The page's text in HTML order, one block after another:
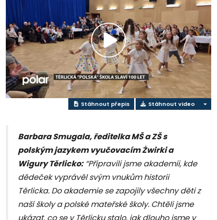
Přehrát
video
Stáhnout přepis Stáhnout video
Barbara Smugala, ředitelka MŠ a ZŠ s
polským jazykem vyučovacím Żwirki a
Wigury Těrlicko:“Připravili jsme akademii, kde
dědeček vyprávěl svým vnukům historii
Těrlicka. Do akademie se zapojily všechny děti z
naší školy a polské mateřské školy. Chtěli jsme